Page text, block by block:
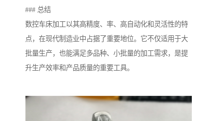
### 总结
数控车床加工以其高精度、率、高自动化和灵活性的特
点，在现代制造业中占据了重要地位。它不仅适用于大
批量生产，也能满足多品种、小批量的加工需求，是提
升生产效率和产品质量的重要工具。